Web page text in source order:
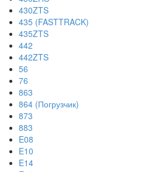
430ZTS
435 (FASTTRACK)
435ZTS
442
442ZTS
56
76
863
864 (Погрузчик)
873
883
E08
E10
E14